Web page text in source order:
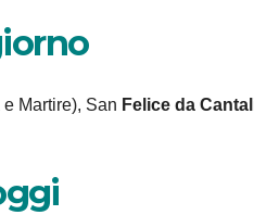
e Martire), San Felice da